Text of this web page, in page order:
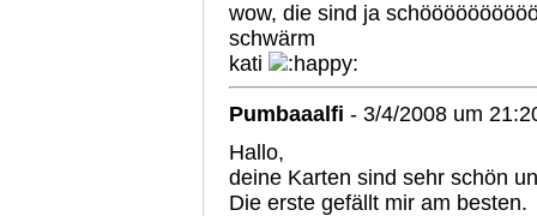
wow, die sind ja
schwärm
kati
Pumbaaalfi - 3/4/2008 um
Hallo,
deine Karten sind sehr schön
Die erste gefällt mir am besten.